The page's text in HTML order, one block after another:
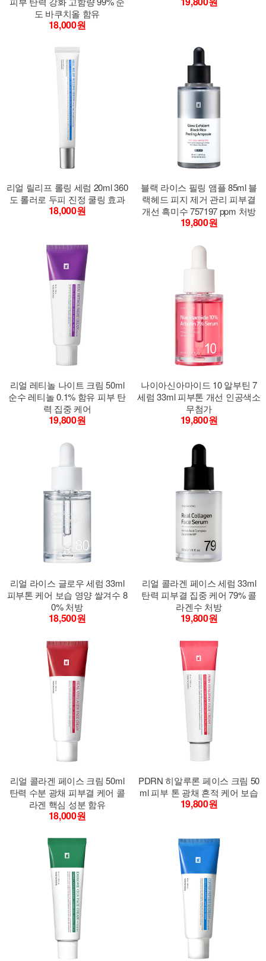
도 바쿠치올 함유
18,000원
리얼 릴리프 롤링 세럼 20ml 360
도 롤러로 두피 진정 쿨링 효과
18,000원
블랙 라이스 필링 앰플 85ml 블
랙헤드 피지 제거 관리 피부결
개선 흑미수 757197 ppm 처방
19,800원
리얼 레티놀 나이트 크림 50ml
순수 레티놀 0.1% 함유 피부 탄
력 집중 케어
19,800원
나이아신아마이드 10 알부틴 7
세럼 33ml 피부톤 개선 인공색소
무첨가
19,800원
리얼 라이스 글로우 세럼 33ml
피부톤 케어 보습 영양 쌀겨수 8
0% 처방
18,500원
리얼 콜라겐 페이스 세럼 33ml
탄력 피부결 집중 케어 79% 콜
라겐수 처방
19,800원
리얼 콜라겐 페이스 크림 50ml
탄력 수분 광채 피부결 케어 콜
라겐 핵심 성분 함유
18,000원
PDRN 히알루론 페이스 크림 50
ml 피부 톤 광채 흔적 케어 보습
19,800원